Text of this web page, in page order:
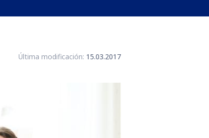
Última modificación: 15.03.2017